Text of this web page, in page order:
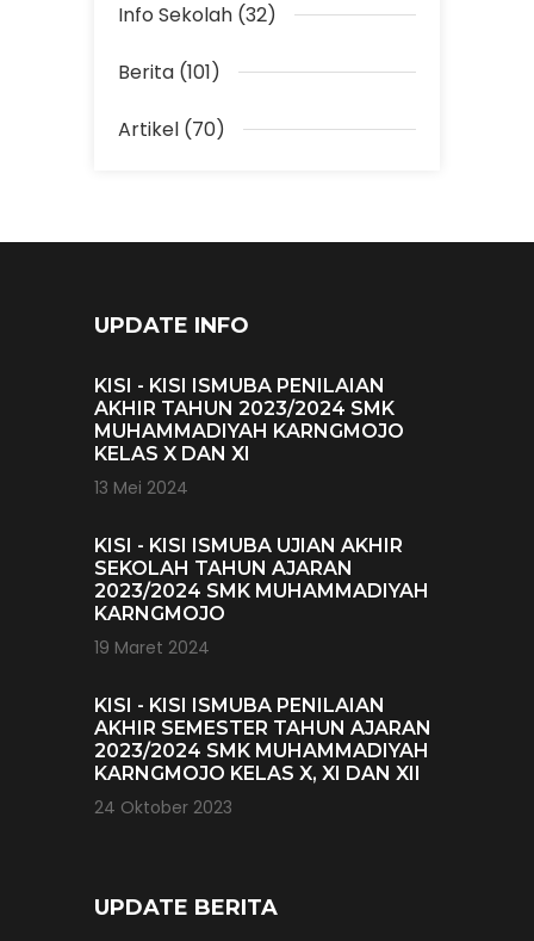
Info Sekolah (32)
Berita (101)
Artikel (70)
UPDATE INFO
KISI - KISI ISMUBA PENILAIAN
AKHIR TAHUN 2023/2024 SMK
MUHAMMADIYAH KARNGMOJO
KELAS X DAN XI
13 Mei 2024
KISI - KISI ISMUBA UJIAN AKHIR
SEKOLAH TAHUN AJARAN
2023/2024 SMK MUHAMMADIYAH
KARNGMOJO
19 Maret 2024
KISI - KISI ISMUBA PENILAIAN
AKHIR SEMESTER TAHUN AJARAN
2023/2024 SMK MUHAMMADIYAH
KARNGMOJO KELAS X, XI DAN XII
24 Oktober 2023
UPDATE BERITA